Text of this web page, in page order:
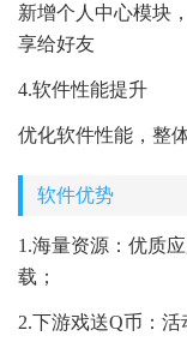
新增个人中心模块
享给好友
4.软件性能提升
优化软件性能，整
软件优势
1.海量资源：优质
载；
2.下游戏送Q币：